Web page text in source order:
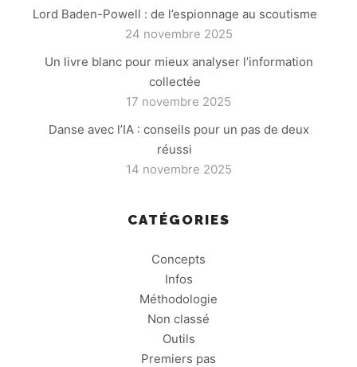
Lord Baden-Powell : de l’espionnage au scoutisme
24 novembre 2025
Un livre blanc pour mieux analyser l’information
collectée
17 novembre 2025
Danse avec l’IA : conseils pour un pas de deux
réussi
14 novembre 2025
CATÉGORIES
Concepts
Infos
Méthodologie
Non classé
Outils
Premiers pas